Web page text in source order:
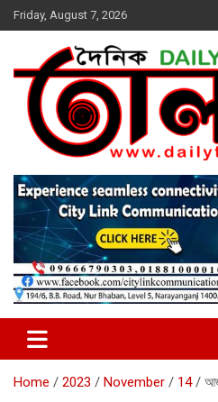
Skip
to
Friday, August 7, 2026
সত্যের সন্ধানে দৈনিক
Home 2023 November 14